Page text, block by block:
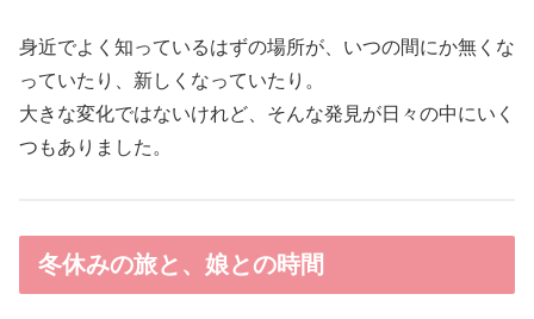
身近でよく知っているはずの場所が、いつの間にか無くな
っていたり、新しくなっていたり。
大きな変化ではないけれど、そんな発見が日々の中にいく
つもありました。
冬休みの旅と、娘との時間